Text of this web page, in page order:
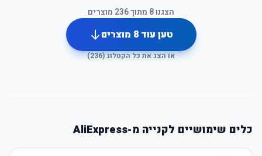
הצגנו8 מתוך236 מוצרים
טען עוד8 מוצרים
או הצג את כל הקטלוג (236
)
כלים שימושיים לקנייה מ-AliExpress